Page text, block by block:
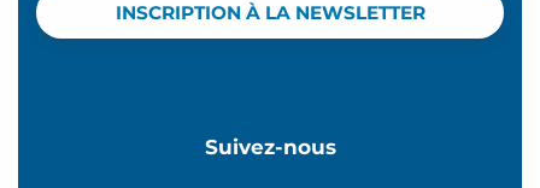
INSCRIPTION À LA NEWSLETTER
Suivez-nous